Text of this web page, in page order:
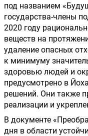
под названием
государства-члены
2020 году
веществ на
удаление опасных
к минимуму
здоровью людей и
предусмотрено в
решений. Они также
реализации и
В документе
дня в области